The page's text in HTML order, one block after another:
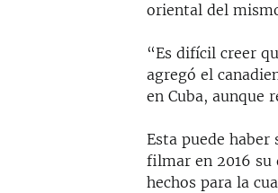
oriental del
“Es difícil creer
agregó el
en Cuba, aunque
Esta puede haber
filmar en 2016 su
hechos para la